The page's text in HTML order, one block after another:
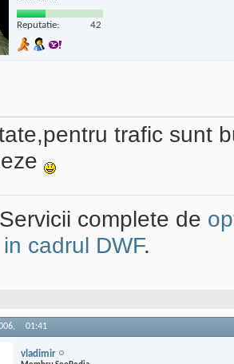
Reputatie: 42
trafic sunt
complete de
cadrul DWF.
01:41
vladimir